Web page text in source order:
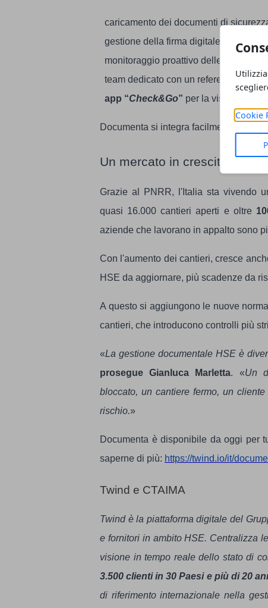
Cookie
caricamento dei documenti di
gestione della firma digitale coordinata
monitoraggio proattivo delle scadenze
team dedicato con un referente che
app “Check&Go” per la visibilità
Documenta si integra facilmente nei
Un mercato in crescita
Grazie al PNRR, l'Italia sta vivendo
quasi 16.000 cantieri aperti e oltre
aziende che lavorano in appalto sono
Con l'aumento dei cantieri, cresce
HSE da aggiornare, più scadenze da
A questo si aggiungono le nuove
cantieri, che introducono controlli più
«La gestione documentale HSE è
prosegue Gianluca Marletta. «Un
bloccato, un cantiere fermo, un
rischio.»
Documenta è disponibile da oggi per
saperne di più: https://twind.io/it/
Twind e CTAIMA
Twind è la piattaforma digitale del
e fornitori in ambito HSE. Centralizza
visione in tempo reale dello stato di
3.500 clienti in 30 Paesi e più di 20
di riferimento internazionale nella